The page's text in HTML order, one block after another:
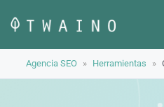
contenido
Agencia SEO » Herramientas »